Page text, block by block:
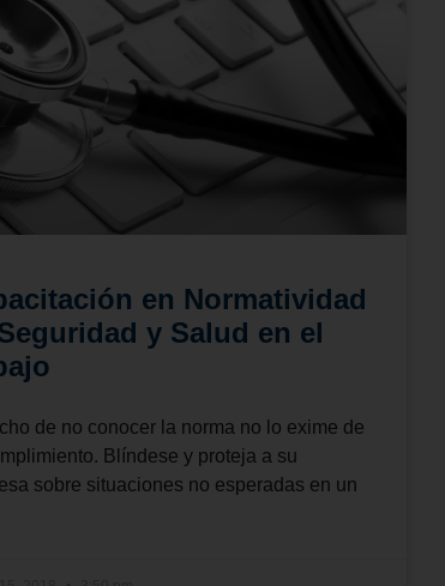
en Normatividad
y Salud en el
de no conocer la norma no lo exime de
Blíndese y proteja a su
sobre situaciones no esperadas en un